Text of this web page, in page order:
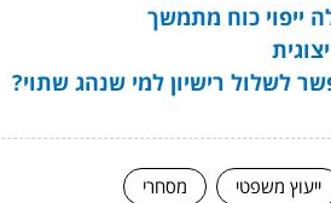
ייפוי כוח מתמשך
לשלול רישיון למי שנהג שתוי?
ייעוץ משפטי מסחרי